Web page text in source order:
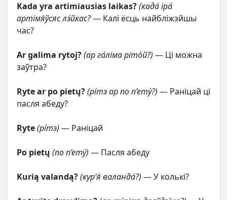
Kada yra artimiausias laikas?(када́ іра́
артімя́ўсяс лэ́йкас?— Калі ёсць найбліжэйшы
час?
Ar galima rytoj?(ар га́ліма ріто́й?) — Ці можна
заўтра?
Ryte ar po pietų?(рі́тэ ар по п’ету́?) — Раніцай ці
пасля абеду?
Ryte(рі́тэ) — Раніцай
Po pietų (по п’ету́) — Пасля абеду
Kurią valandą?(кур’я́ валанда́?) — У колькі?